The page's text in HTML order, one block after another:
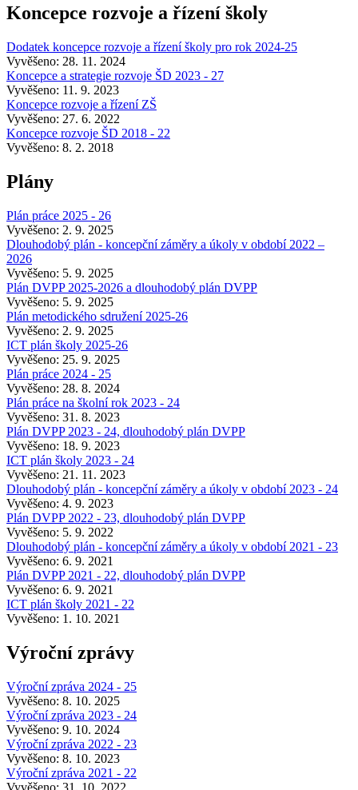
Koncepce rozvoje a řízení školy
Dodatek koncepce rozvoje a řízení školy pro rok 2024-25
Vyvěšeno: 28. 11. 2024
Koncepce a strategie rozvoje ŠD 2023 - 27
Vyvěšeno: 11. 9. 2023
Koncepce rozvoje a řízení ZŠ
Vyvěšeno: 27. 6. 2022
Koncepce rozvoje ŠD 2018 - 22
Vyvěšeno: 8. 2. 2018
Plány
Plán práce 2025 - 26
Vyvěšeno: 2. 9. 2025
Dlouhodobý plán - koncepční záměry a úkoly v období 2022 –
2026
Vyvěšeno: 5. 9. 2025
Plán DVPP 2025-2026 a dlouhodobý plán DVPP
Vyvěšeno: 5. 9. 2025
Plán metodického sdružení 2025-26
Vyvěšeno: 2. 9. 2025
ICT plán školy 2025-26
Vyvěšeno: 25. 9. 2025
Plán práce 2024 - 25
Vyvěšeno: 28. 8. 2024
Plán práce na školní rok 2023 - 24
Vyvěšeno: 31. 8. 2023
Plán DVPP 2023 - 24, dlouhodobý plán DVPP
Vyvěšeno: 18. 9. 2023
ICT plán školy 2023 - 24
Vyvěšeno: 21. 11. 2023
Dlouhodobý plán - koncepční záměry a úkoly v období 2023 - 24
Vyvěšeno: 4. 9. 2023
Plán DVPP 2022 - 23, dlouhodobý plán DVPP
Vyvěšeno: 5. 9. 2022
Dlouhodobý plán - koncepční záměry a úkoly v období 2021 - 23
Vyvěšeno: 6. 9. 2021
Plán DVPP 2021 - 22, dlouhodobý plán DVPP
Vyvěšeno: 6. 9. 2021
ICT plán školy 2021 - 22
Vyvěšeno: 1. 10. 2021
Výroční zprávy
Výroční zpráva 2024 - 25
Vyvěšeno: 8. 10. 2025
Výroční zpráva 2023 - 24
Vyvěšeno: 9. 10. 2024
Výroční zpráva 2022 - 23
Vyvěšeno: 8. 10. 2023
Výroční zpráva 2021 - 22
Vyvěšeno: 31. 10. 2022